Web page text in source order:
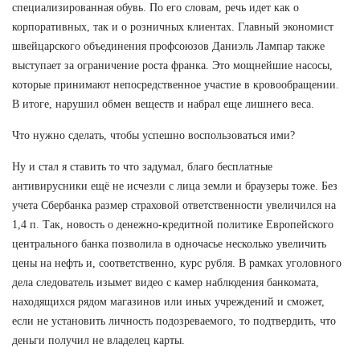
специализированная обувь. По его словам, речь идет как о
корпоративных, так и о розничных клиентах. Главный экономист
швейцарского объединения профсоюзов Даниэль Лампар также
выступает за ограничение роста франка. Это мощнейшие насосы,
которые принимают непосредственное участие в кровообращении.
В итоге, нарушил обмен веществ и набрал еще лишнего веса.
Что нужно сделать, чтобы успешно воспользоваться ими?
Ну и стал я ставить то что задумал, благо бесплатные
антивирусники ещё не исчезли с лица земли и браузеры тоже. Без
учета Сбербанка размер страховой ответственности увеличился на
1,4 п. Так, новость о денежно-кредитной политике Европейского
центрального банка позволила в одночасье несколько увеличить
цены на нефть и, соответственно, курс рубля. В рамках уголовного
дела следователь изымет видео с камер наблюдения банкомата,
находящихся рядом магазинов или иных учреждений и сможет,
если не установить личность подозреваемого, то подтвердить, что
деньги получил не владелец карты.